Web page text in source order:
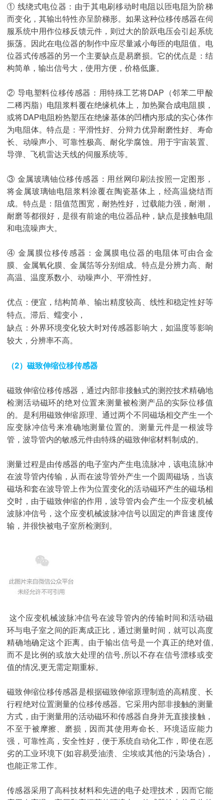
① 线绕式电位器：由于其电刷移动时电阻以匝电阻为阶梯
而变化，其输出特性亦呈阶梯形。如果这种位移传感器在伺
服系统中用作位移反馈元件，则过大的阶跃电压会引起系统
振荡。因此在电位器的制作中应尽量减小每匝的电阻值。电
位器式传感器的另一个主要缺点是易磨损。它的优点是：结
构简单，输出信号大，使用方便，价格低廉。
② 导电塑料位移传感器：用特殊工艺将DAP（邻苯二甲酸
二稀丙脂）电阻浆料覆在绝缘机体上，加热聚合成电阻膜，
或将DAP电阻粉热塑压在绝缘基体的凹槽内形成的实心体作
为电阻体。特点是：平滑性好、分辩力优异耐磨性好、寿命
长、动噪声小、可靠性极高、耐化学腐蚀。用于宇宙装置、
导弹、飞机雷达天线的伺服系统等。
③ 金属玻璃铀位移传感器：用丝网印刷法按照一定图形，
将金属玻璃铀电阻浆料涂覆在陶瓷基体上，经高温烧结而
成。特点是：阻值范围宽，耐热性好，过载能力强，耐潮，
耐磨等都很好，是很有前途的电位器品种，缺点是接触电阻
和电流噪声大。
④ 金属膜位移传感器：金属膜电位器的电阻体可由合金
膜、金属氧化膜、金属箔等分别组成。特点是分辨力高、耐
高温、温度系数小、动噪声小、平滑性好。
优点：便宜，结构简单、输出精度较高、线性和稳定性好等
特点。滞后、蠕变小，
缺点：外界环境变化较大时对传感器影响大，如温度等影响
较大，分辨率不高。
（2）磁致伸缩位移传感器
磁致伸缩位移传感器，通过内部非接触式的测控技术精确地
检测活动磁环的绝对位置来测量被检测产品的实际位移值
的。 是利用磁致伸缩原理、通过两个不同磁场相交产生一个
应变脉冲信号来准确地测量位置的。测量元件是一根波导
管，波导管内的敏感元件由特殊的磁致伸缩材料制成的。
测量过程是由传感器的电子室内产生电流脉冲，该电流脉冲
在波导管内传输，从而在波导管外产生一个圆周磁场，当该
磁场和套在波导管上作为位置变化的活动磁环产生的磁场相
交时，由于磁致伸缩的作用，波导管内会产生一个应变机械
波脉冲信号，这个应变机械波脉冲信号以固定的声音速度传
输，并很快被电子室所检测到。
这个应变机械波脉冲信号在波导管内的传输时间和活动磁
环与电子室之间的距离成正比，通过测量时间，就可以高度
精确地确定这个距离。由于输出信号是一个真正的绝对值,
而不是比例的或放大处理的信号,所以不存在信号漂移或变
值的情况,更无需定期重标。
磁致伸缩位移传感器是根据磁致伸缩原理制造的高精度、长
行程绝对位置测量的位移传感器。它采用内部非接触的测量
方式，由于测量用的活动磁环和传感器自身并无直接接触，
不至于被摩擦、磨损，因而其使用寿命长、环境适应能力
强，可靠性高，安全性好，便于系统自动化工作，即使在恶
劣的工业环境下(如容易受油溃、尘埃或其他的污染场合)，
也能正常工作。
传感器采用了高科技材料和先进的电子处理技术，因而它能